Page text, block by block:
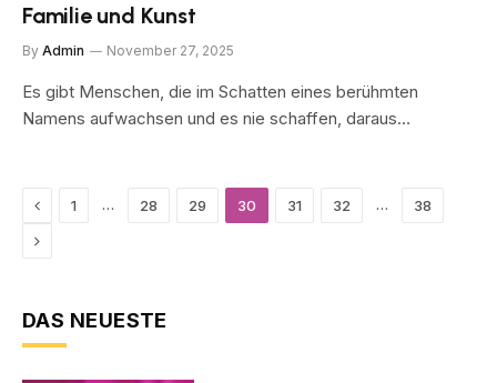
Familie und Kunst
By Admin November 27, 2025
Es gibt Menschen, die im Schatten eines berühmten
Namens aufwachsen und es nie schaffen, daraus…
Vorherige
1 … 28 29 30 31 32 … 38
Nächste
DAS NEUESTE